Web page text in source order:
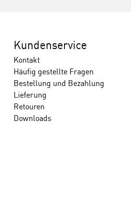
Kundenservice
Kontakt
Häufig gestellte Fragen
Bestellung und Bezahlung
Lieferung
Retouren
Downloads